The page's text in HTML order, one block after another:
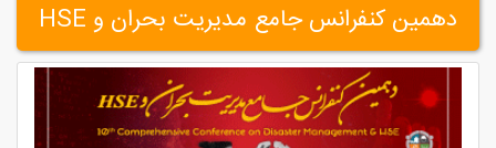
دهمین کنفرانس جامع مدیریت بحران و HSE